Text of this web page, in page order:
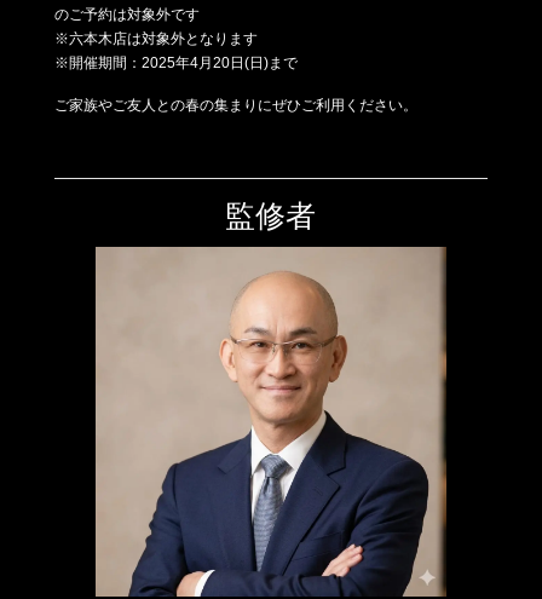
のご予約は対象外です
※六本木店は対象外となります
※開催期間：2025年4月20日(日)まで
ご家族やご友人との春の集まりにぜひご利用ください。
監修者